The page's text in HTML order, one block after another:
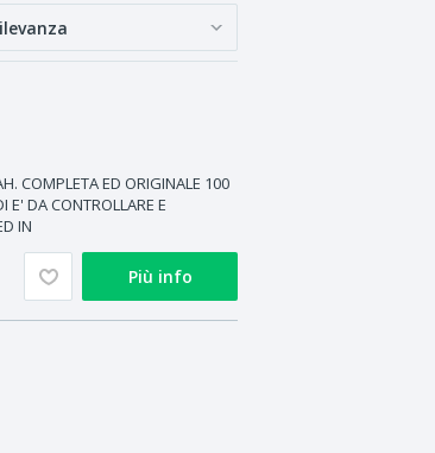
COMPLETA ED ORIGINALE 100
E' DA CONTROLLARE E
IN
Più info